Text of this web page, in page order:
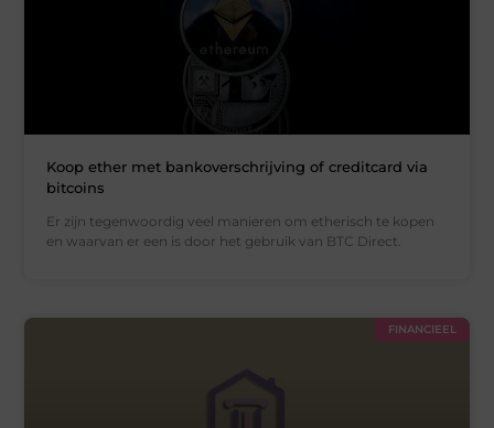
Koop ether met bankoverschrijving of creditcard via
bitcoins
Er zijn tegenwoordig veel manieren om etherisch te kopen
en waarvan er een is door het gebruik van BTC Direct.
FINANCIEEL